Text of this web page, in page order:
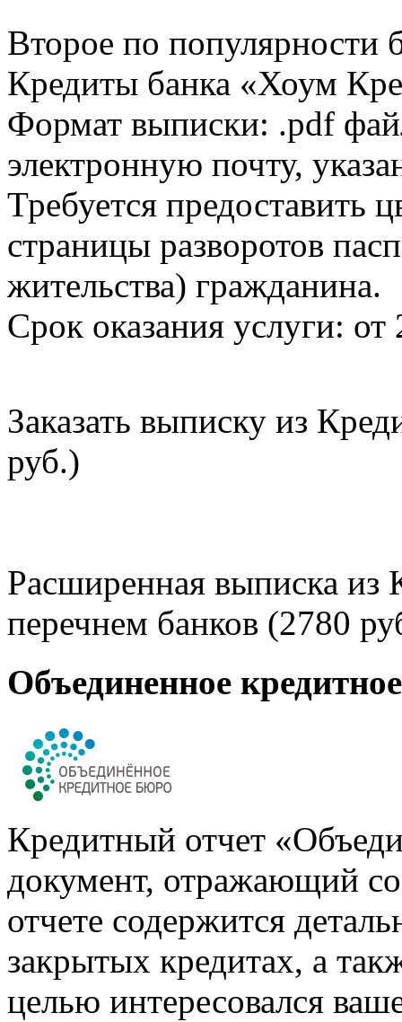
Второе по популярности
Кредиты банка «Хоум
Формат выписки: .pdf
электронную почту,
Требуется предоставить
страницы разворотов
жительства) гражданина.
Срок оказания услуги: от
Заказать выписку из
руб.)
Расширенная выписка из
перечнем банков (2780
Объединенное
Кредитный отчет
документ, отражающий
отчете содержится
закрытых кредитах, а
целью интересовался